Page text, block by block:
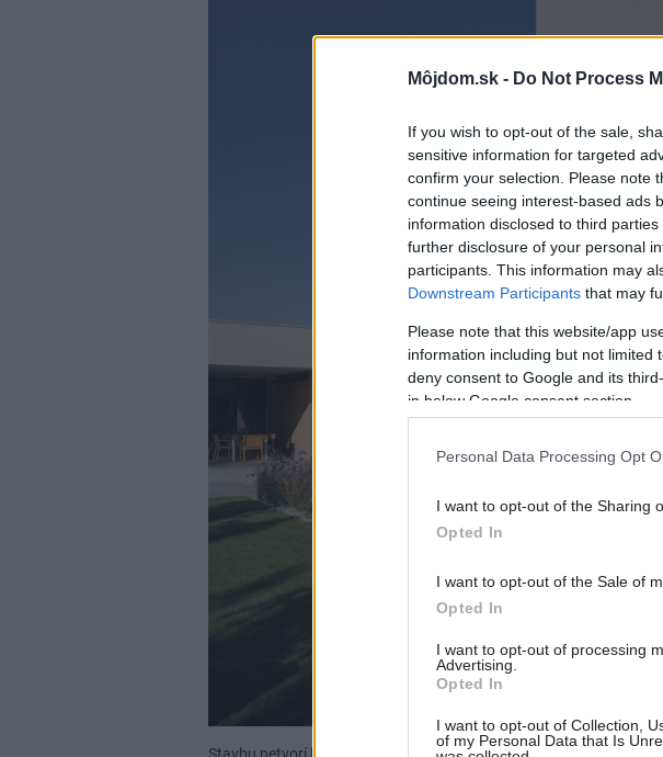
Môjdom.sk - Do Not Process
If you wish to opt-out of the sale,
sensitive information for targeted
confirm your selection. Please note
continue seeing interest-based ads
information disclosed to third
further disclosure of your personal
participants. This information may
Downstream Participants that may
Please note that this website/app
information including but not limited
deny consent to Google and its
in below Google consent section.
Personal Data Processing Opt
I want to opt-out of the Sharing
Opted In
I want to opt-out of the Sale of
Opted In
I want to opt-out of processing
Advertising.
Opted In
I want to opt-out of Collection,
of my Personal Data that Is